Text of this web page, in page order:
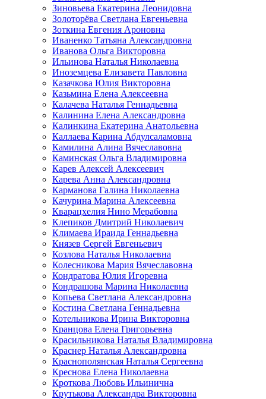
Зиновьева Екатерина Леонидовна
Золоторёва Светлана Евгеньевна
Зоткина Евгения Ароновна
Иваненко Татьяна Александровна
Иванова Ольга Викторовна
Ильинова Наталья Николаевна
Иноземцева Елизавета Павловна
Казачкова Юлия Викторовна
Казьмина Елена Алексеевна
Калачева Наталья Геннадьевна
Калинина Елена Александровна
Калинкина Екатерина Анатольевна
Каллаева Карина Абдулсаламовна
Камилина Алина Вячеславовна
Каминская Ольга Владимировна
Карев Алексей Алексеевич
Карева Анна Александровна
Карманова Галина Николаевна
Качурина Марина Алексеевна
Кварацхелия Нино Мерабовна
Клепиков Дмитрий Николаевич
Климаева Ираида Геннадьевна
Князев Сергей Евгеньевич
Козлова Наталья Николаевна
Колесникова Мария Вячеславовна
Кондратова Юлия Игоревна
Кондрашова Марина Николаевна
Копьева Светлана Александровна
Костина Светлана Геннадьевна
Котельникова Ирина Викторовна
Кранцова Елена Григорьевна
Красильникова Наталья Владимировна
Краснер Наталья Александровна
Краснополянская Наталья Сергеевна
Креснова Елена Николаевна
Кроткова Любовь Ильинична
Крутькова Александра Викторовна